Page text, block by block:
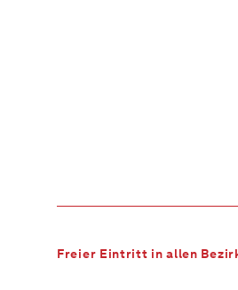
Freier Eintritt in allen